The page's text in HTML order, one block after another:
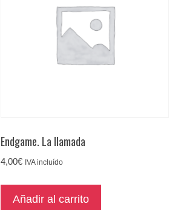
Endgame. La llamada
4,00€ IVA incluído
Añadir al carrito